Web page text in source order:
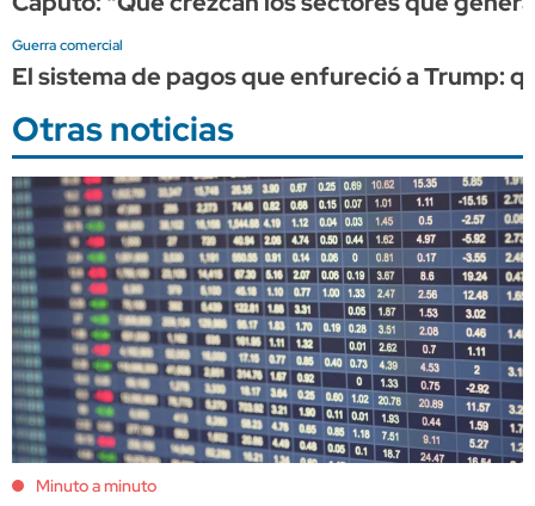
Guerra comercial
El sistema de pagos que enfureció a Trump:
Otras noticias
Minuto a minuto